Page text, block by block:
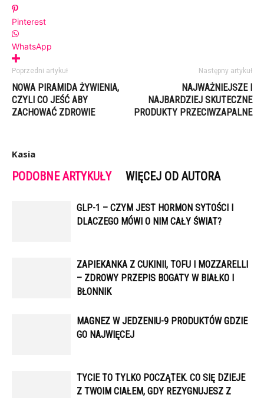
Pinterest
WhatsApp
Poprzedni artykuł
NOWA PIRAMIDA ŻYWIENIA,
CZYLI CO JEŚĆ ABY
ZACHOWAĆ ZDROWIE
Następny artykuł
NAJWAŻNIEJSZE I
NAJBARDZIEJ SKUTECZNE
PRODUKTY PRZECIWZAPALNE
Kasia
PODOBNE ARTYKUŁY WIĘCEJ OD AUTORA
GLP-1 – CZYM JEST HORMON SYTOŚCI I
DLACZEGO MÓWI O NIM CAŁY ŚWIAT?
ZAPIEKANKA Z CUKINII, TOFU I MOZZARELLI
– ZDROWY PRZEPIS BOGATY W BIAŁKO I
BŁONNIK
MAGNEZ W JEDZENIU-9 PRODUKTÓW GDZIE
GO NAJWIĘCEJ
TYCIE TO TYLKO POCZĄTEK. CO SIĘ DZIEJE
Z TWOIM CIAŁEM, GDY REZYGNUJESZ Z